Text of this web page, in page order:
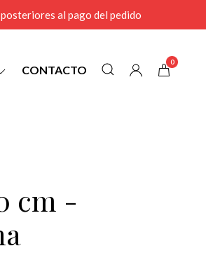
al pago del pedido
CONTACTO
0
cm -